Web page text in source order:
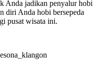
Anda jadikan penyalur hobi
diri Anda hobi bersepeda
pusat wisata ini.